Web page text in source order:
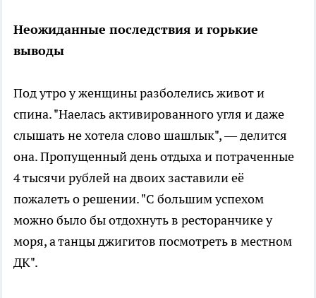
Неожиданные последствия и горькие
выводы
Под утро у женщины разболелись живот и
спина. "Наелась активированного угля и даже
слышать не хотела слово шашлык", — делится
она. Пропущенный день отдыха и потраченные
4 тысячи рублей на двоих заставили её
пожалеть о решении. "С большим успехом
можно было бы отдохнуть в ресторанчике у
моря, а танцы джигитов посмотреть в местном
ДК".